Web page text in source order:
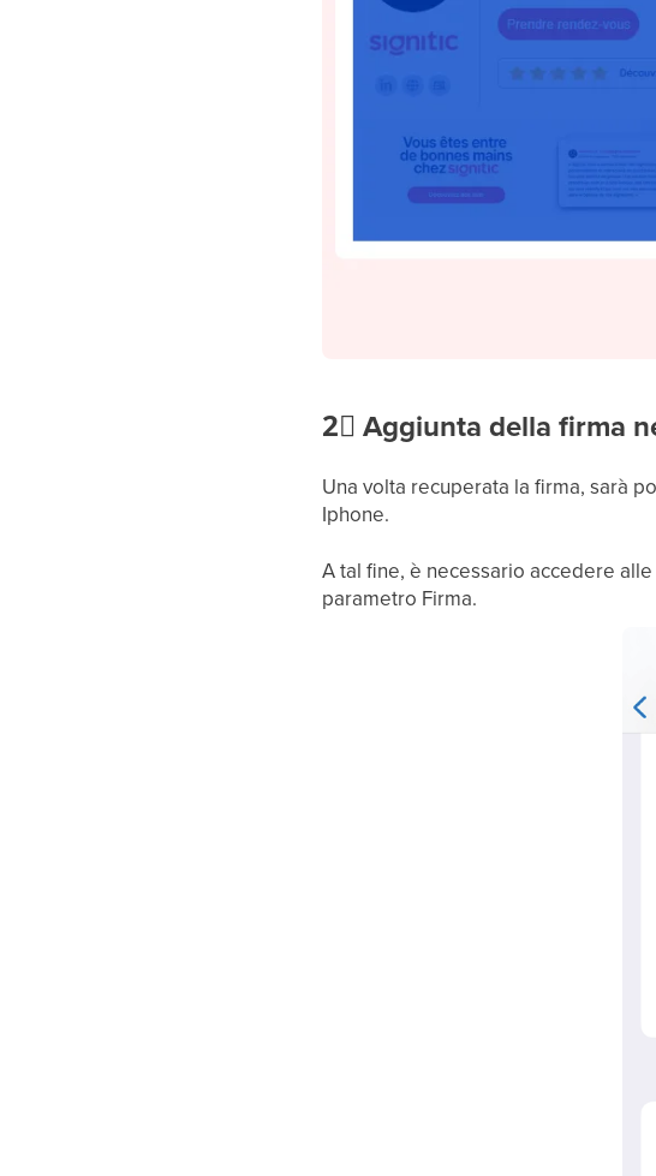
2⃣Aggiunta della firma
Una volta recuperata la firma, sarà
Iphone.
A tal fine, è necessario accedere alle
parametro Firma.